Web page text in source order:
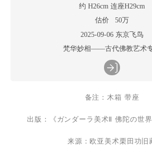
约 H26cm 连座H29cm
估价 50万
2025-09-06 东京飞鸟
梵华妙相——古代佛教艺术
备注：木箱 带座
出版：《ガンダーラ美术Ⅱ 佛陀の世
来源：欧亚美术栗田功旧